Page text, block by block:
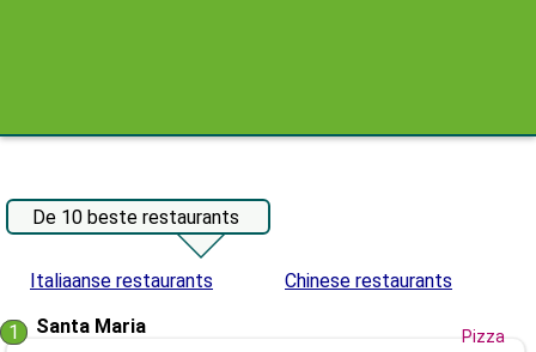
De 10 beste restaurants
Italiaanse restaurants Chinese restaurants
1 Santa Maria
Pizza